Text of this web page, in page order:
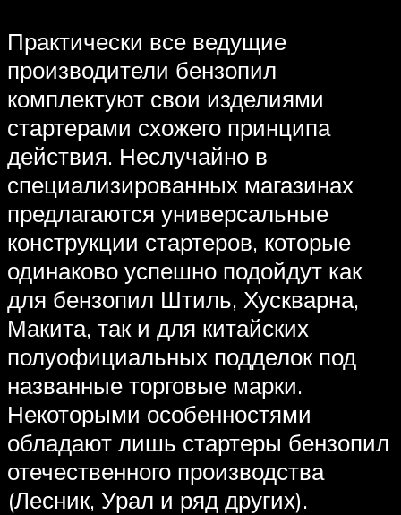
Практически все ведущие
производители бензопил
комплектуют свои изделиями
стартерами схожего принципа
действия. Неслучайно в
специализированных магазинах
предлагаются универсальные
конструкции стартеров, которые
одинаково успешно подойдут как
для бензопил Штиль, Хускварна,
Макита, так и для китайских
полуофициальных подделок под
названные торговые марки.
Некоторыми особенностями
обладают лишь стартеры бензопил
отечественного производства
(Лесник, Урал и ряд других).